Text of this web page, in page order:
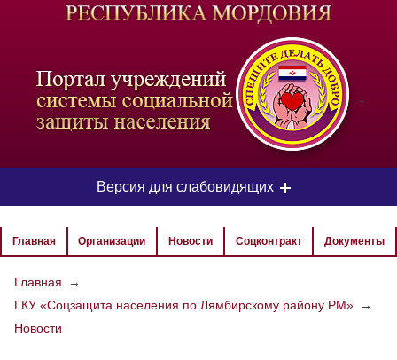
-
Версия для слабовидящих
ЦВЕТОВАЯ СХЕМА
РАЗМЕР ТЕКСТА
Главная Организации Новости Соцконтракт Документы
Главная
→
ГКУ «Соцзащита населения по Лямбирскому району РМ» →
Новости